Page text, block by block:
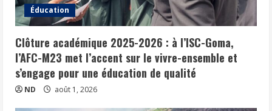
Éducation
Clôture académique 2025-2026 : à l’ISC-Goma,
l’AFC-M23 met l’accent sur le vivre-ensemble et
s’engage pour une éducation de qualité
ND août 1, 2026